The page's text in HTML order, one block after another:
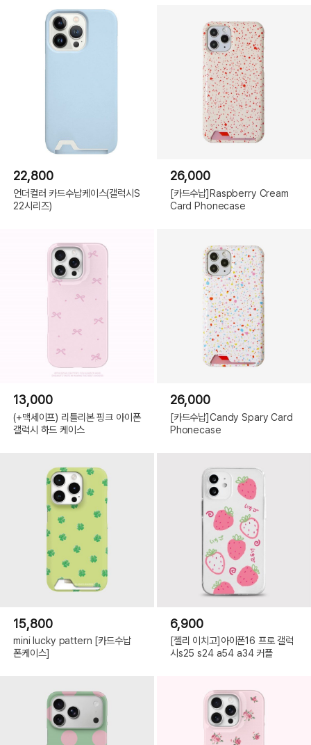
22,800
언더컬러 카드수납케이스(갤럭시S
22시리즈)
26,000
[카드수납]Raspberry Cream
Card Phonecase
13,000
(+맥세이프) 리틀리본 핑크 아이폰
갤럭시 하드 케이스
26,000
[카드수납]Candy Spary Card
Phonecase
15,800
mini lucky pattern [카드수납
폰케이스]
6,900
[젤리 이치고]아이폰16 프로 갤럭
시s25 s24 a54 a34 커플